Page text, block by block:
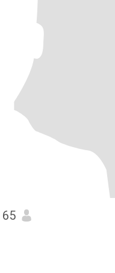
65